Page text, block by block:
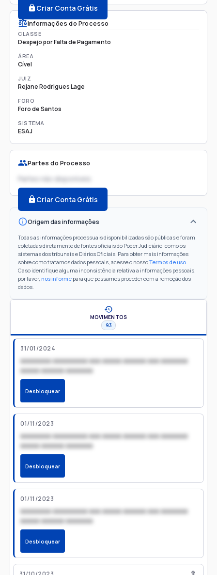
Criar Conta Grátis
Informações do Processo
CLASSE
Despejo por Falta de Pagamento
ÁREA
Cível
JUIZ
Rejane Rodrigues Lage
FORO
Foro de Santos
SISTEMA
ESAJ
Partes do Processo
Partes não disponíveis
Criar Conta Grátis
Origem das informações
Todas as informações processuais disponibilizadas são públicas e foram
coletadas diretamente de fontes oficiais do Poder Judiciário, como os
sistemas dos tribunais e Diários Oficiais. Para obter mais informações
sobre como tratamos dados pessoais, acesse o nossoTermos de uso.
Caso identifique alguma inconsistência relativa a informações pessoais,
por favor, nos informe para que possamos proceder com a remoção dos
dados.
MOVIMENTOS
93
31/01/2024
xxxxxxxx xxxxxxxxx xxx xxxxx xxxxxx xxx xxxxxxx
xxxxx xxxxxx xxxxxxx
Desbloquear
01/11/2023
xxxxxxxx xxxxxxxxx xxx xxxxx xxxxxx xxx xxxxxxx
xxxxx xxxxxx xxxxxxx
Desbloquear
01/11/2023
xxxxxxxx xxxxxxxxx xxx xxxxx xxxxxx xxx xxxxxxx
xxxxx xxxxxx xxxxxxx
Desbloquear